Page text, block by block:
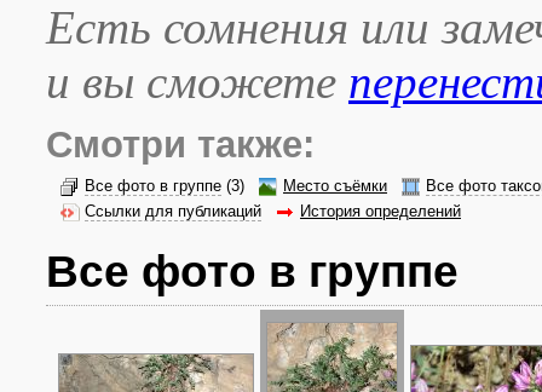
Есть сомнения или
и вы сможете
Смотри также:
Все фото в группе (3) Место съёмки
Все фото
Ссылки для публикаций
История определений
Все фото в группе